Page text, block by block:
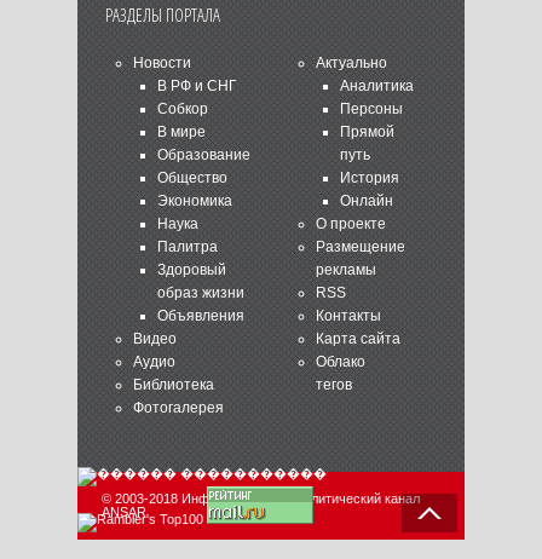
РАЗДЕЛЫ ПОРТАЛА
Новости
В РФ и СНГ
Собкор
В мире
Образование
Общество
Экономика
Наука
Палитра
Здоровый
образ жизни
Объявления
Видео
Аудио
Библиотека
Фотогалерея
Актуально
Аналитика
Персоны
Прямой
путь
История
Онлайн
О проекте
Размещение
рекламы
RSS
Контакты
Карта сайта
Облако
тегов
© 2003-2018 Информационно-аналитический канал
ANSAR